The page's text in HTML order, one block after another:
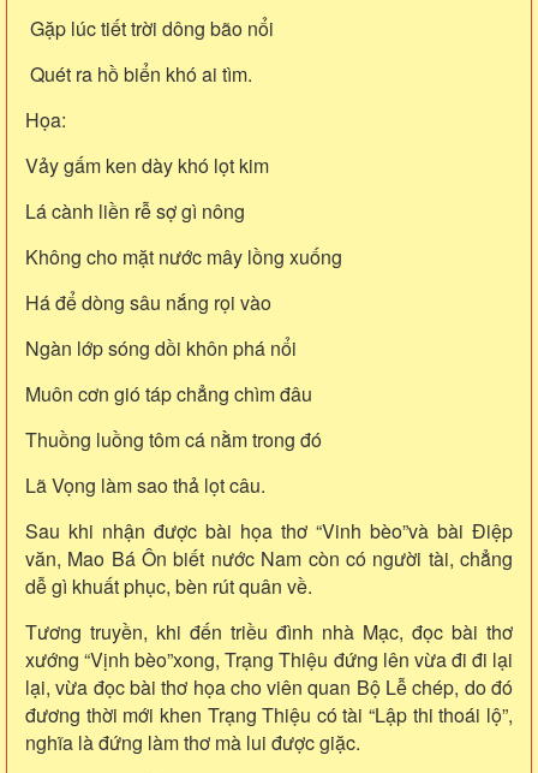
Gặp lúc tiết trời dông bão nổi
Quét ra hồ biển khó ai tìm.
Họa:
Vảy gấm ken dày khó lọt kim
Lá cành liền rễ sợ gì nông
Không cho mặt nước mây lồng xuống
Há để dòng sâu nắng rọi vào
Ngàn lớp sóng dồi khôn phá nổi
Muôn cơn gió táp chẳng chìm đâu
Thuồng luồng tôm cá nằm trong đó
Lã Vọng làm sao thả lọt câu.
Sau khi nhận được bài họa thơ “Vinh bèo”và bài Điệp
văn, Mao Bá Ôn biết nước Nam còn có người tài, chẳng
dễ gì khuất phục, bèn rút quân về.
Tương truyền, khi đến triều đình nhà Mạc, đọc bài thơ
xướng “Vịnh bèo”xong, Trạng Thiệu đứng lên vừa đi đi lại
lại, vừa đọc bài thơ họa cho viên quan Bộ Lễ chép, do đó
đương thời mới khen Trạng Thiệu có tài “Lập thi thoái lộ”,
nghĩa là đứng làm thơ mà lui được giặc.